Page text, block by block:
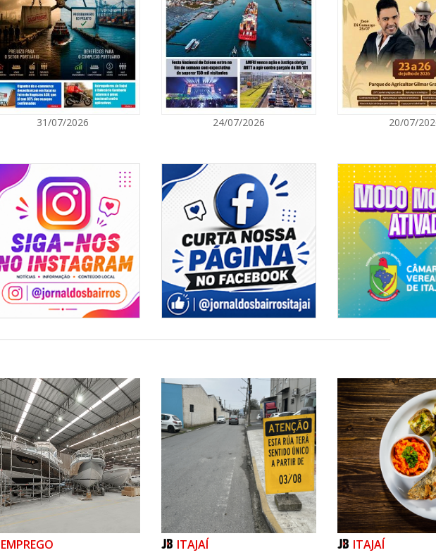
GERAL
07/08/2026 | 07:00
Jordan Hang leva estratégias de marketing e
InspiraBQ, em Brusque
ITAPEMA
07/08/2026 | 07:00
ITAPEMA
07/08/2026 | 07:00
Itapema se destaca no IDEB e conquista
região
31/07/2026 24/07/2026 20/07/
EMPREGO ITAJAÍ ITAJAÍ